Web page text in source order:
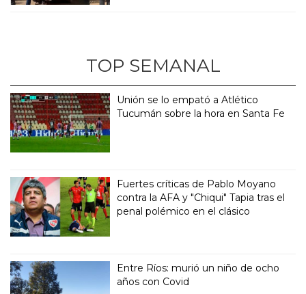
TOP SEMANAL
Unión se lo empató a Atlético
Tucumán sobre la hora en Santa Fe
Fuertes críticas de Pablo Moyano
contra la AFA y "Chiqui" Tapia tras el
penal polémico en el clásico
Entre Ríos: murió un niño de ocho
años con Covid